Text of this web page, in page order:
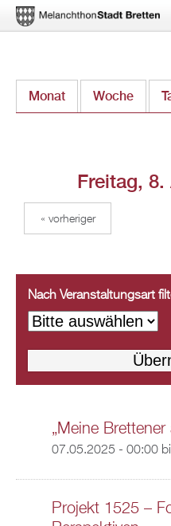
zum
Monat Woche
Freitag, 8.
« vorheriger
Nach Veranstaltungsart
„Meine
07.05.2025 - 00:00
Projekt 1525 –